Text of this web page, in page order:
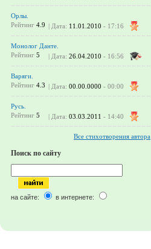
Орлы.
Рейтинг 4.9 | Дата: 11.01.2010 - 17:16
Монолог Данте.
Рейтинг 5 | Дата: 26.04.2010 - 16:56
Варяги.
Рейтинг 4.3 | Дата: 00.00.0000 - 00:00
Русь.
Рейтинг 5 | Дата: 03.03.2011 - 14:40
Все стихотворения автора
Поиск по сайту
на сайте: в интернете: